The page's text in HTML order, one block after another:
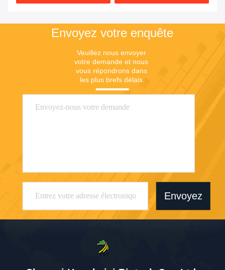
Envoyez votre enquête
Veuillez nous envoyer
votre demande et nous
vous répondrons dans
les plus brefs délais.
Envoyez